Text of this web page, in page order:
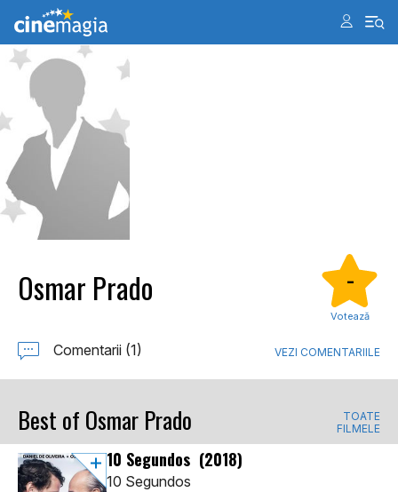
Osmar Prado -
Votează
Comentarii (1) VEZI COMENTARIILE
Best of Osmar Prado
TOATE
FILMELE
10 Segundos (2018)
10 Segundos